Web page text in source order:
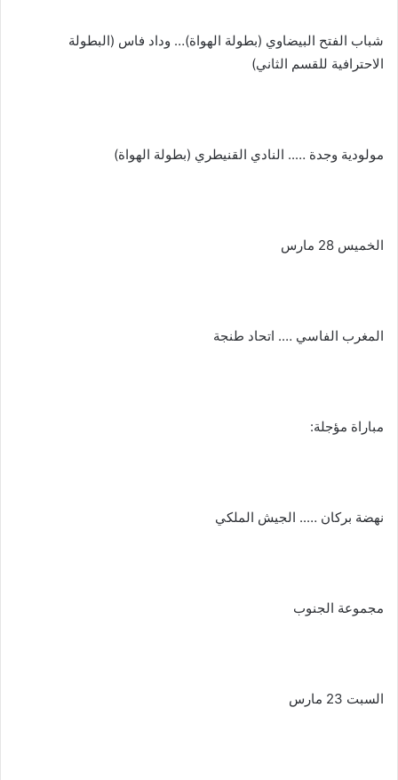
شباب الفتح البيضاوي (بطولة الهواة)… وداد فاس (البطولة
الاحترافية للقسم الثاني)
مولودية وجدة ….. النادي القنيطري (بطولة الهواة)
الخميس 28 مارس
المغرب الفاسي …. اتحاد طنجة
مباراة مؤجلة:
نهضة بركان ….. الجيش الملكي
مجموعة الجنوب
السبت 23 مارس